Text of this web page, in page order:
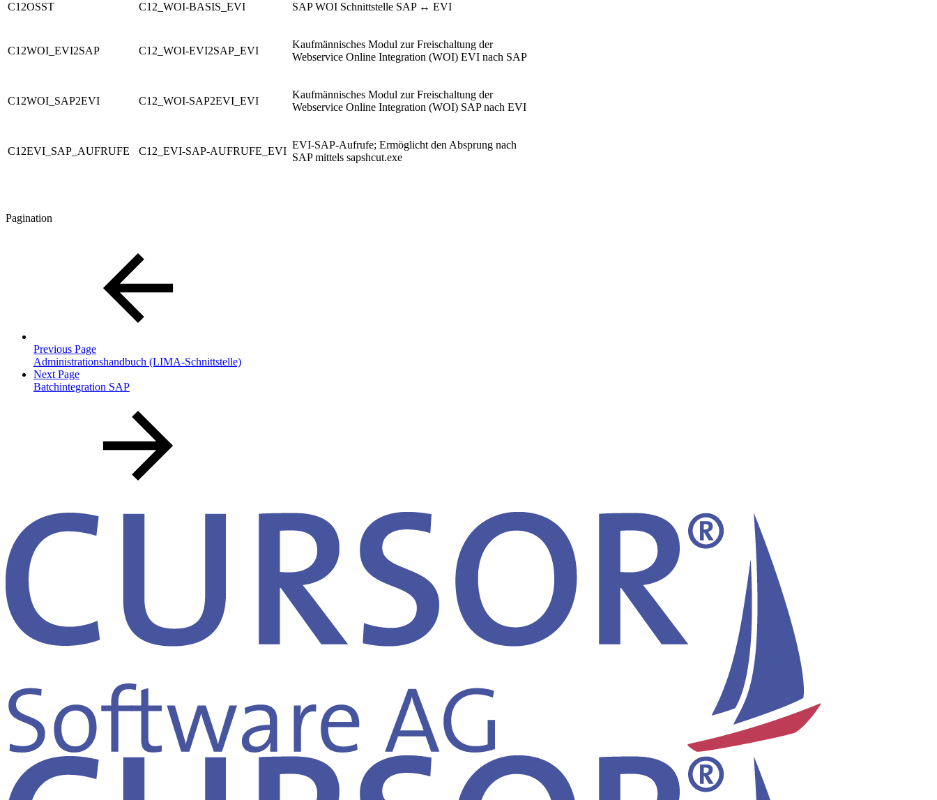
C12OSST C12_WOI-BASIS_EVI SAP WOI Schnittstelle SAP ↔ EVI
C12WOI_EVI2SAP C12_WOI-EVI2SAP_EVI
Kaufmännisches Modul zur Freischaltung der
Webservice Online Integration (WOI) EVI nach SAP
C12WOI_SAP2EVI C12_WOI-SAP2EVI_EVI
Kaufmännisches Modul zur Freischaltung der
Webservice Online Integration (WOI) SAP nach EVI
C12EVI_SAP_AUFRUFE C12_EVI-SAP-AUFRUFE_EVI
EVI-SAP-Aufrufe; Ermöglicht den Absprung nach
SAP mittels sapshcut.exe
Pagination
Previous Page
Administrationshandbuch (LIMA-Schnittstelle)
Next Page
Batchintegration SAP